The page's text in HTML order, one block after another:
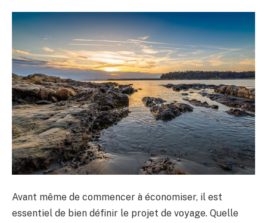
Avant même de commencer à économiser, il est
essentiel de bien définir le projet de voyage. Quelle